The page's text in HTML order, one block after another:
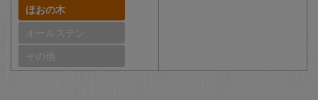
ほおの木
オールステン
その他